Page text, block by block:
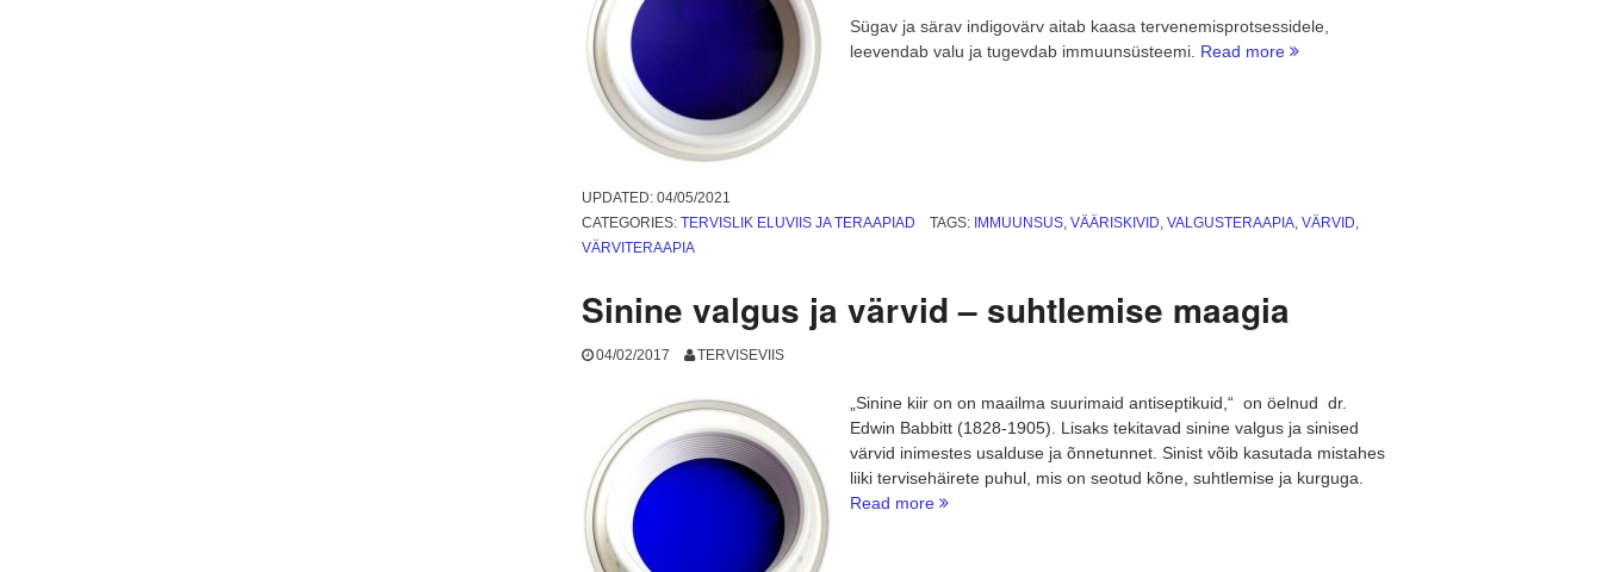
Sügav ja särav indigovärv aitab kaasa tervenemisprotsessidele,
leevendab valu ja tugevdab immuunsüsteemi. Read more “Indigo
UPDATED: 04/05/2021
CATEGORIES: TERVISLIK ELUVIIS JA TERAAPIAD TAGS: IMMUUNSUS, VÄÄRISKIVID, VALGUSTERAAPIA, VÄRVID,
VÄRVITERAAPIA
Sinine valgus ja värvid – suhtlemise maagia
04/02/2017 TERVISEVIIS
„Sinine kiir on on maailma suurimaid antiseptikuid,“ on öelnud dr.
Edwin Babbitt (1828-1905). Lisaks tekitavad sinine valgus ja sinised
värvid inimestes usalduse ja õnnetunnet. Sinist võib kasutada mistahes
liiki tervisehäirete puhul, mis on seotud kõne, suhtlemise ja kurguga.
Read more “Sinine